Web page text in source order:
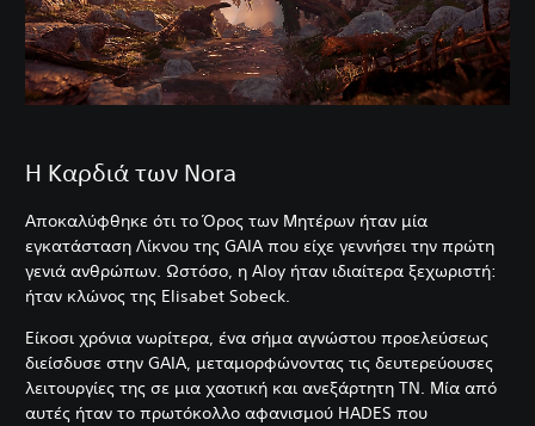
Η Καρδιά των Nora
Αποκαλύφθηκε ότι το Όρος των Μητέρων ήταν μία
εγκατάσταση Λίκνου της GAIA που είχε γεννήσει την πρώτη
γενιά ανθρώπων. Ωστόσο, η Aloy ήταν ιδιαίτερα ξεχωριστή:
ήταν κλώνος της Elisabet Sobeck.
Είκοσι χρόνια νωρίτερα, ένα σήμα αγνώστου προελεύσεως
διείσδυσε στην GAIA, μεταμορφώνοντας τις δευτερεύουσες
λειτουργίες της σε μια χαοτική και ανεξάρτητη ΤΝ. Μία από
αυτές ήταν το πρωτόκολλο αφανισμού HADES που